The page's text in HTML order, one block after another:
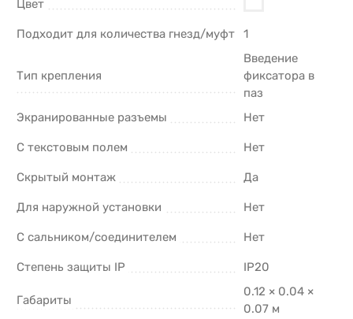
Цвет
Подходит для количества гнезд/муфт 1
Тип крепления
Введение
фиксатора в
паз
Экранированные разъемы
Нет
С текстовым полем Нет
Скрытый монтаж Да
Для наружной установки Нет
С сальником/соединителем Нет
Степень защиты IP IP20
Габариты
0.12 × 0.04 ×
0.07 м